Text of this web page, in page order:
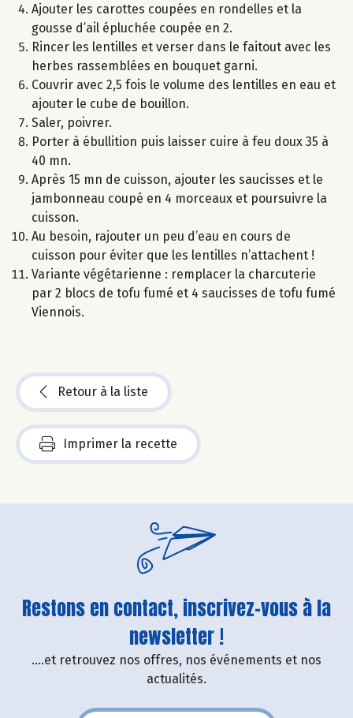
Ajouter les carottes coupées en rondelles et la
gousse d’ail épluchée coupée en 2.
Rincer les lentilles et verser dans le faitout avec les
herbes rassemblées en bouquet garni.
Couvrir avec 2,5 fois le volume des lentilles en eau et
ajouter le cube de bouillon.
Saler, poivrer.
Porter à ébullition puis laisser cuire à feu doux 35 à
40 mn.
Après 15 mn de cuisson, ajouter les saucisses et le
jambonneau coupé en 4 morceaux et poursuivre la
cuisson.
Au besoin, rajouter un peu d’eau en cours de
cuisson pour éviter que les lentilles n’attachent !
Variante végétarienne : remplacer la charcuterie
par 2 blocs de tofu fumé et 4 saucisses de tofu fumé
Viennois.
Retour à la liste
Imprimer la recette
Restons en contact, inscrivez-vous à la
newsletter !
....et retrouvez nos offres, nos événements et nos
actualités.